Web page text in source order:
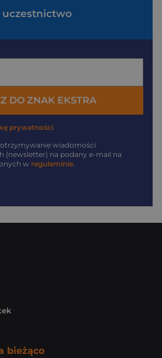
uczestnictwo
DO ZNAK EKSTRA
prywatności
otrzymywanie wiadomości
(newsletter) na podany e-mail na
w regulaminie
bieżąco